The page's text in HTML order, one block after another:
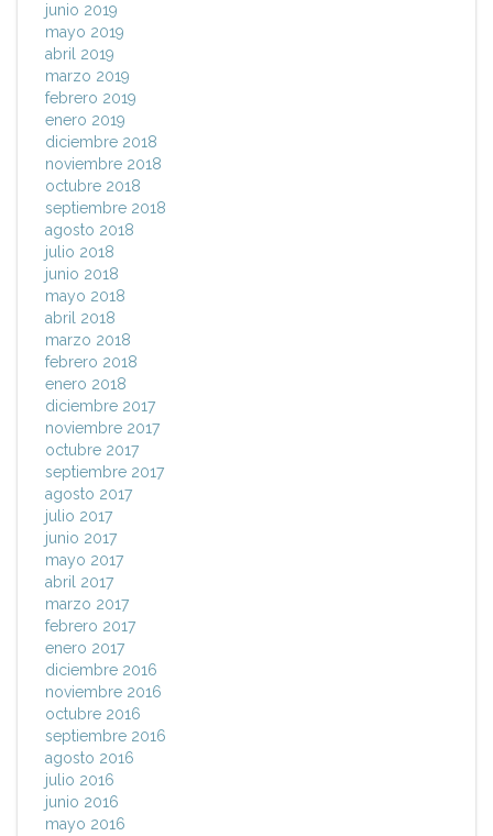
junio 2019
mayo 2019
abril 2019
marzo 2019
febrero 2019
enero 2019
diciembre 2018
noviembre 2018
octubre 2018
septiembre 2018
agosto 2018
julio 2018
junio 2018
mayo 2018
abril 2018
marzo 2018
febrero 2018
enero 2018
diciembre 2017
noviembre 2017
octubre 2017
septiembre 2017
agosto 2017
julio 2017
junio 2017
mayo 2017
abril 2017
marzo 2017
febrero 2017
enero 2017
diciembre 2016
noviembre 2016
octubre 2016
septiembre 2016
agosto 2016
julio 2016
junio 2016
mayo 2016